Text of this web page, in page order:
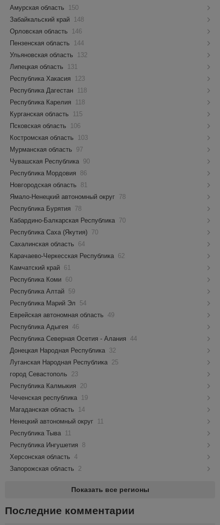
Амурская область
150
Забайкальский край 148
Орловская область
146
Пензенская область
144
Ульяновская область
132
Липецкая область
131
Республика Хакасия
123
Республика Дагестан 118
Республика Карелия
118
Курганская область
115
Псковская область
106
Костромская область
103
Мурманская область
97
Чувашская Республика 90
Республика Мордовия
86
Новгородская область
81
Ямало-Ненецкий автономный округ 78
Республика Бурятия
78
Кабардино-Балкарская Республика 70
Республика Саха (Якутия) 70
Сахалинская область
64
Карачаево-Черкесская Республика 62
Камчатский край 61
Республика Коми 60
Республика Алтай 59
Республика Марий Эл
54
Еврейская автономная область 49
Республика Адыгея 46
Республика Северная Осетия - Алания 44
Донецкая Народная Республика 32
Луганская Народная Республика 25
город Севастополь
23
Республика Калмыкия
20
Чеченская республика 19
Магаданская область
14
Ненецкий автономный округ 11
Республика Тыва 11
Республика Ингушетия
8
Херсонская область 4
Запорожская область
2
Показать все регионы
Последние комментарии